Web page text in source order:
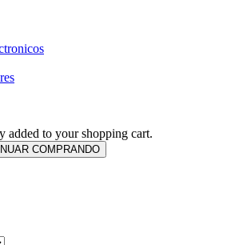
added to your shopping cart.
COMPRANDO